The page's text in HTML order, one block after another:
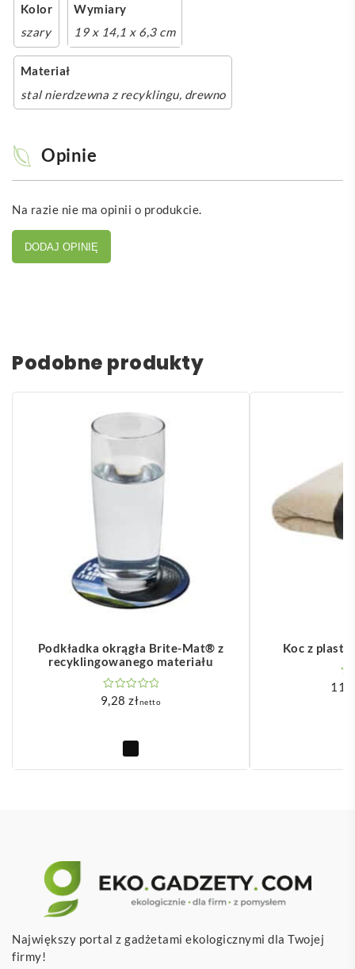
Kolor
szary
Wymiary
19 x 14,1 x 6,3 cm
Materiał
stal nierdzewna z recyklingu, drewno
Opinie
Na razie nie ma opinii o produkcie.
DODAJ OPINIĘ
Podobne produkty
Podkładka okrągła Brite-Mat® z
recyklingowanego materiału
9,28złnetto
Koc z
Największy portal z gadżetami ekologicznymi dla Twojej
firmy!